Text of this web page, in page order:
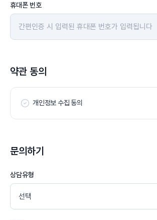
휴대폰 번호
약관 동의
개인정보 수집 동의
문의하기
상담유형